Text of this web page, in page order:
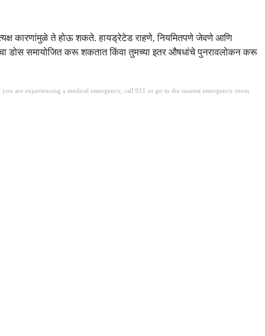
कारणांमुळे ते होऊ शकते. हायड्रेटेड राहणे, नियमितपणे जेवणे आणि
डोस समायोजित करू शकतात किंवा तुमच्या इतर औषधांचे पुनरावलोकन करू
are experiencing a medical emergency, call 911 or go to the nearest emergency room